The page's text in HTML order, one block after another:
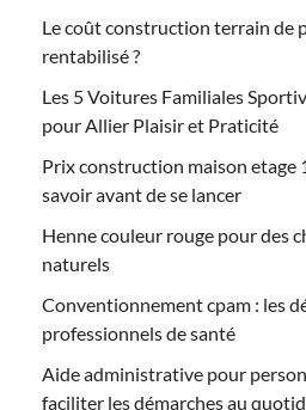
Le coût construction terrain de
rentabilisé ?
Les 5 Voitures Familiales
pour Allier Plaisir et Praticité
Prix construction maison etage
savoir avant de se lancer
Henne couleur rouge pour des
naturels
Conventionnement cpam : les
professionnels de santé
Aide administrative pour
faciliter les démarches au